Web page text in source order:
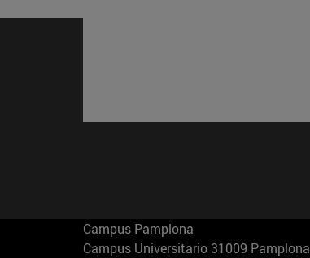
Campus Pamplona
Campus Universitario 31009 Pamplona